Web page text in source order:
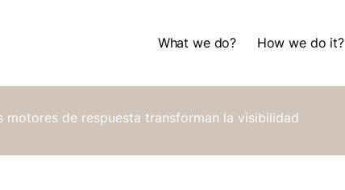
What we do?
How we do it?
motores de respuesta transforman la visibilidad